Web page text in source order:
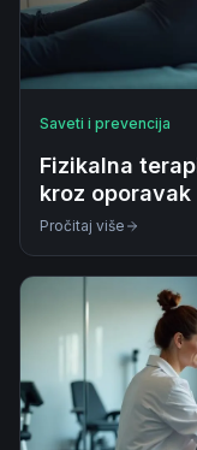
Saveti i prevencija
Fizikalna
kroz oporavak
Pročitaj više